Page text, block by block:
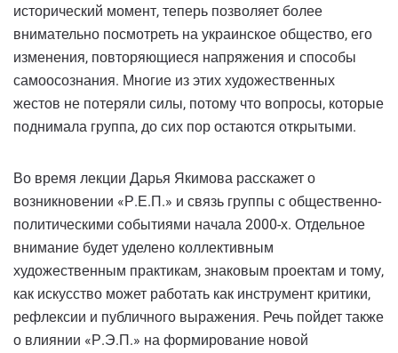
исторический момент, теперь позволяет более
внимательно посмотреть на украинское общество, его
изменения, повторяющиеся напряжения и способы
самоосознания. Многие из этих художественных
жестов не потеряли силы, потому что вопросы, которые
поднимала группа, до сих пор остаются открытыми.
Во время лекции Дарья Якимова расскажет о
возникновении «Р.Е.П.» и связь группы с общественно-
политическими событиями начала 2000-х. Отдельное
внимание будет уделено коллективным
художественным практикам, знаковым проектам и тому,
как искусство может работать как инструмент критики,
рефлексии и публичного выражения. Речь пойдет также
о влиянии «Р.Э.П.» на формирование новой